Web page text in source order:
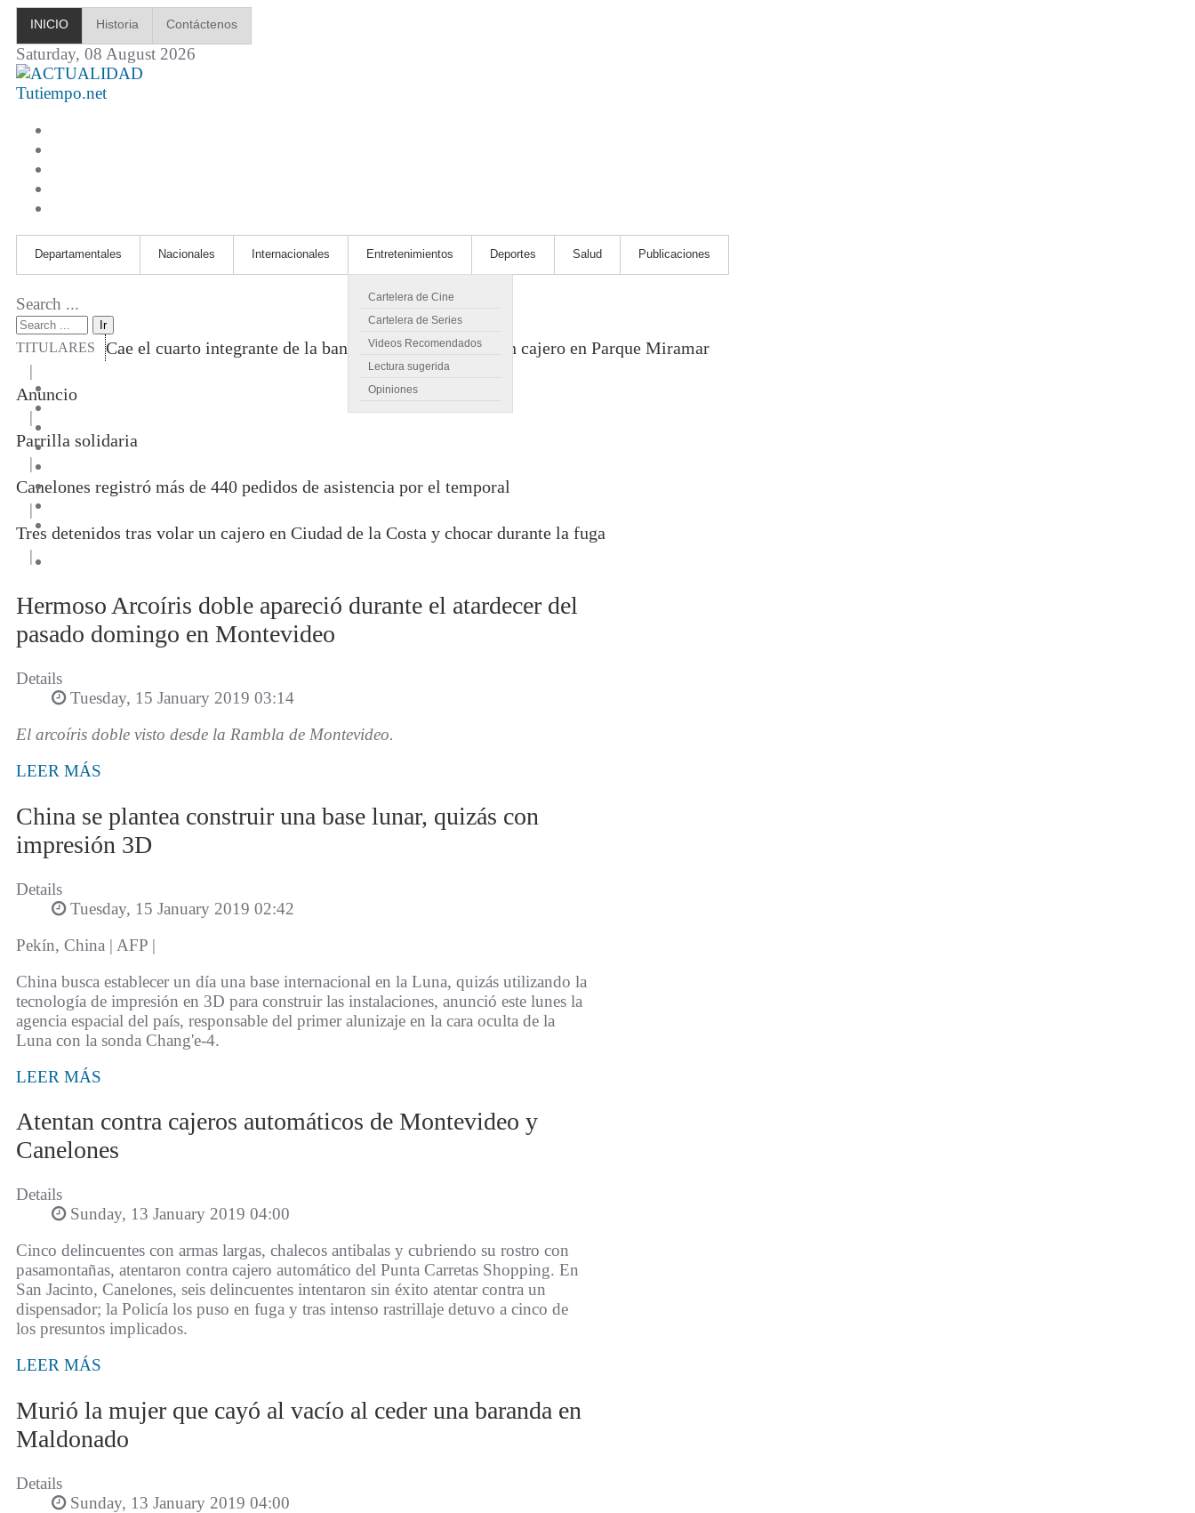
INICIO Historia Contáctenos
Saturday, 08 August 2026
Tutiempo.net
Departamentales Nacionales Internacionales Entretenimientos
Cartelera de Cine
Cartelera de Series
Videos Recomendados
Lectura sugerida
Opiniones
Deportes Salud Publicaciones
Search ...
Ir
TITULARES Cae el cuarto integrante de la banda que hizo explotar un cajero en Parque Miramar
|
Anuncio
|
Parrilla solidaria
|
Canelones registró más de 440 pedidos de asistencia por el temporal
|
Tres detenidos tras volar un cajero en Ciudad de la Costa y chocar durante la fuga
|
Hermoso Arcoíris doble apareció durante el atardecer del
pasado domingo en Montevideo
Details
Tuesday, 15 January 2019 03:14
El arcoíris doble visto desde la Rambla de Montevideo.
LEER MÁS
China se plantea construir una base lunar, quizás con
impresión 3D
Details
Tuesday, 15 January 2019 02:42
Pekín, China | AFP |
China busca establecer un día una base internacional en la Luna, quizás utilizando la
tecnología de impresión en 3D para construir las instalaciones, anunció este lunes la
agencia espacial del país, responsable del primer alunizaje en la cara oculta de la
Luna con la sonda Chang'e-4.
LEER MÁS
Atentan contra cajeros automáticos de Montevideo y
Canelones
Details
Sunday, 13 January 2019 04:00
Cinco delincuentes con armas largas, chalecos antibalas y cubriendo su rostro con
pasamontañas, atentaron contra cajero automático del Punta Carretas Shopping. En
San Jacinto, Canelones, seis delincuentes intentaron sin éxito atentar contra un
dispensador; la Policía los puso en fuga y tras intenso rastrillaje detuvo a cinco de
los presuntos implicados.
LEER MÁS
Murió la mujer que cayó al vacío al ceder una baranda en
Maldonado
Details
Sunday, 13 January 2019 04:00